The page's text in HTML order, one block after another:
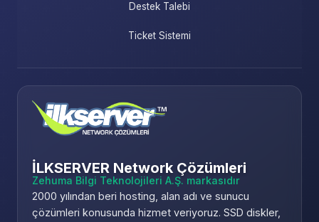
Destek Talebi
Ticket Sistemi
İLKSERVER Network Çözümleri
Zehuma Bilgi Teknolojileri A.Ş. markasıdır
2000 yılından beri hosting, alan adı ve sunucu
çözümleri konusunda hizmet veriyoruz. SSD diskler,